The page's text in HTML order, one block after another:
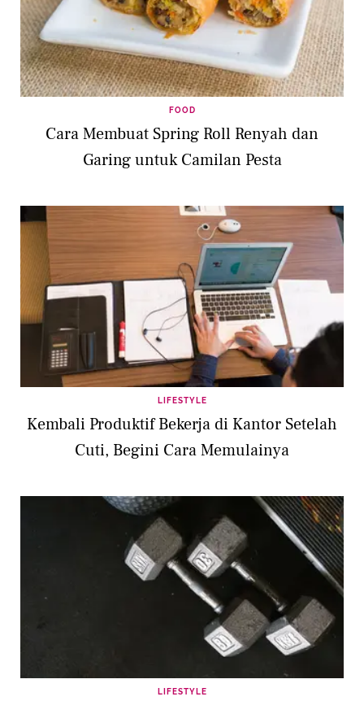
FOOD
Cara Membuat Spring Roll Renyah dan
Garing untuk Camilan Pesta
LIFESTYLE
Kembali Produktif Bekerja di Kantor Setelah
Cuti, Begini Cara Memulainya
LIFESTYLE